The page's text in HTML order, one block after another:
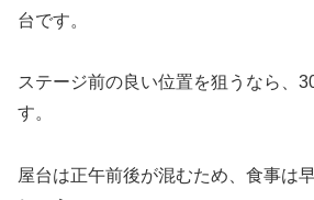
台です。
ステージ前の良い位置を狙うなら、
す。
屋台は正午前後が混むため、食事は